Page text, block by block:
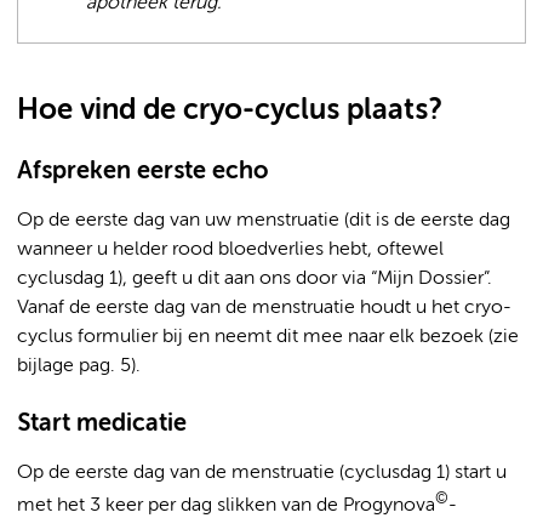
Hoe vind de cryo-cyclus plaats?
Afspreken eerste echo
Op de eerste dag van uw menstruatie (dit is de eerste dag
wanneer u helder rood bloedverlies hebt, oftewel
cyclusdag 1), geeft u dit aan ons door via “Mijn Dossier”.
Vanaf de eerste dag van de menstruatie houdt u het cryo-
cyclus formulier bij en neemt dit mee naar elk bezoek (zie
bijlage pag. 5).
Start medicatie
Op de eerste dag van de menstruatie (cyclusdag 1) start u
met het 3 keer per dag slikken van de Progynova©-